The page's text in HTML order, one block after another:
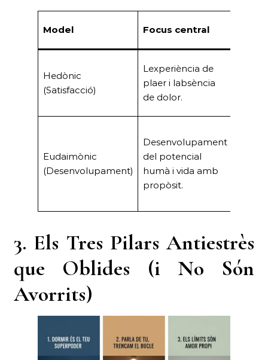
Model Focus central
Hedònic
(Satisfacció)
Lexperiència de
plaer i labsència
de dolor.
Eudaimònic
(Desenvolupament)
Desenvolupament
del potencial
humà i vida amb
propòsit.
3. Els Tres Pilars Antiestrès
que Oblides (i No Són
Avorrits)